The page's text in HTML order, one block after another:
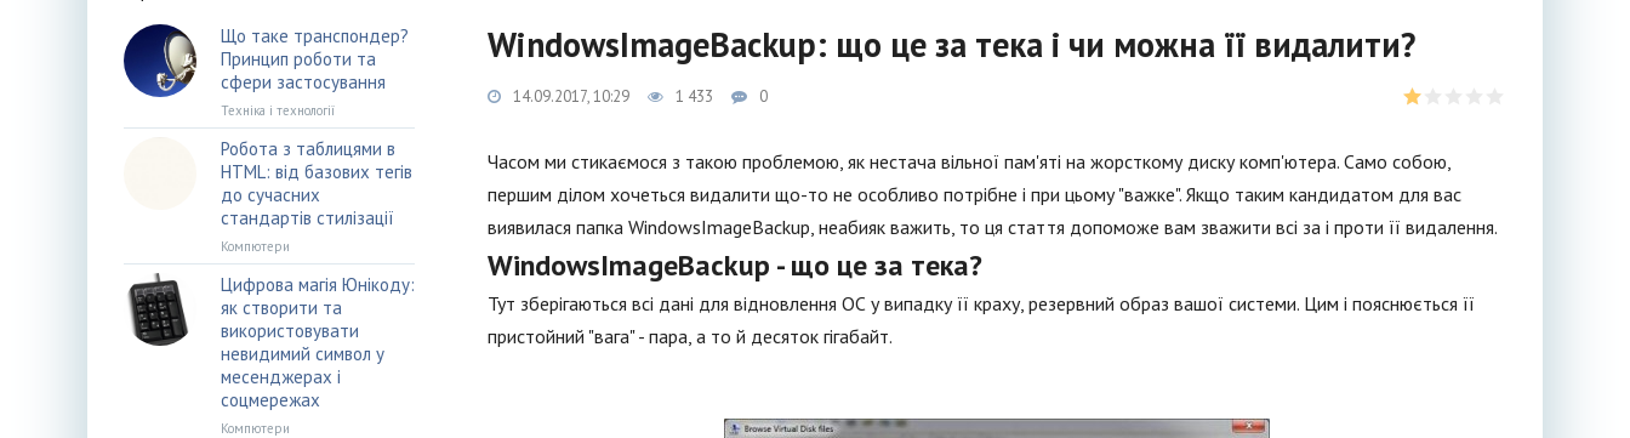
WindowsImageBackup: що це за тека і чи можна її видалити?
14.09.2017, 10:29 1 433 0
Часом ми стикаємося з такою проблемою, як нестача вільної пам'яті на жорсткому диску комп'ютера. Само собою,
першим ділом хочеться видалити що-то не особливо потрібне і при цьому "важке". Якщо таким кандидатом для вас
виявилася папка WindowsImageBackup, неабияк важить, то ця стаття допоможе вам зважити всі за і проти її видалення.
WindowsImageBackup - що це за тека?
Тут зберігаються всі дані для відновлення ОС у випадку її краху, резервний образ вашої системи. Цим і пояснюється її
пристойний "вага" - пара, а то й десяток гігабайт.
Що таке транспондер?
Принцип роботи та
сфери застосування
Техніка і технології
Робота з таблицями в
HTML: від базових тегів
до сучасних
стандартів стилізації
Компютери
Цифрова магія Юнікоду:
як створити та
використовувати
невидимий символ у
месенджерах і
соцмережах
Компютери